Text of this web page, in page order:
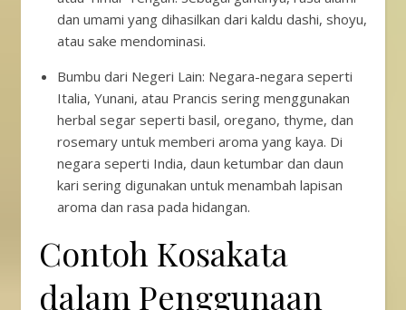
dan umami yang dihasilkan dari kaldu dashi, shoyu,
atau sake mendominasi.
Bumbu dari Negeri Lain: Negara-negara seperti
Italia, Yunani, atau Prancis sering menggunakan
herbal segar seperti basil, oregano, thyme, dan
rosemary untuk memberi aroma yang kaya. Di
negara seperti India, daun ketumbar dan daun
kari sering digunakan untuk menambah lapisan
aroma dan rasa pada hidangan.
Contoh Kosakata
dalam Penggunaan